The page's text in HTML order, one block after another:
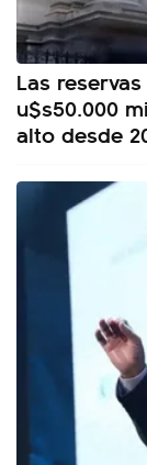
Las
u$s50.000
alto desde